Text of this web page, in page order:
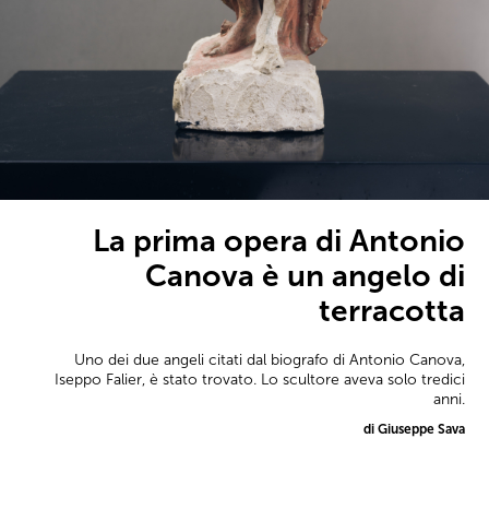
La prima opera di Antonio
Canova è un angelo di
terracotta
Uno dei due angeli citati dal biografo di Antonio Canova,
Iseppo Falier, è stato trovato. Lo scultore aveva solo tredici
anni.
di Giuseppe Sava